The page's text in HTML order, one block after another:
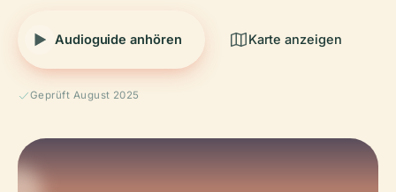
Audioguide anhören Karte anzeigen
Geprüft August 2025